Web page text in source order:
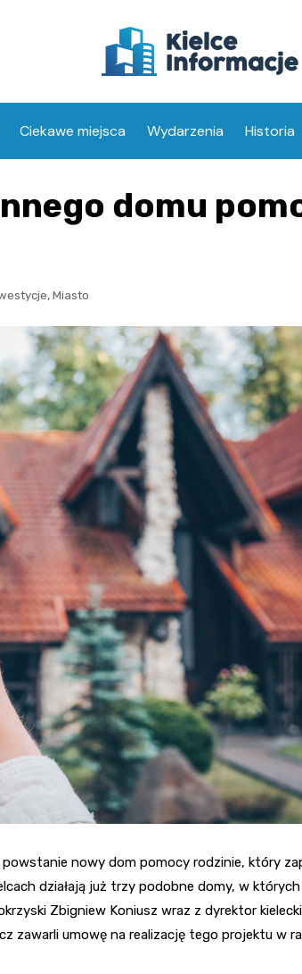
Ciekawe miejsca Wydarzenia Historia
domu
, Miasto
nowy dom pomocy rodzinie, który
działają już trzy podobne domy, w których
Zbigniew Koniusz wraz z dyrektor
zawarli umowę na realizację tego projektu w